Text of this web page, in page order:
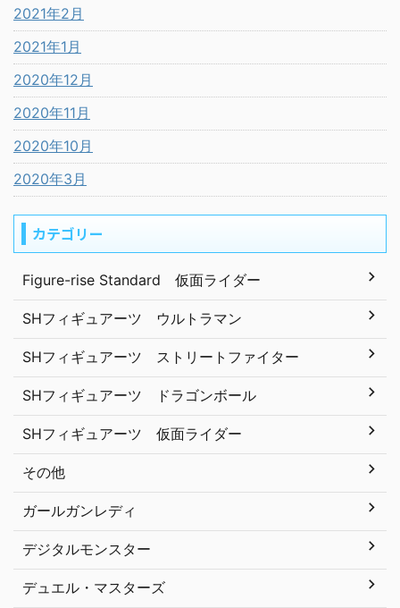
2021年2月
2021年1月
2020年12月
2020年11月
2020年10月
2020年3月
カテゴリー
Figure-rise Standard 仮面ライダー
SHフィギュアーツ ウルトラマン
SHフィギュアーツ ストリートファイター
SHフィギュアーツ ドラゴンボール
SHフィギュアーツ 仮面ライダー
その他
ガールガンレディ
デジタルモンスター
デュエル・マスターズ